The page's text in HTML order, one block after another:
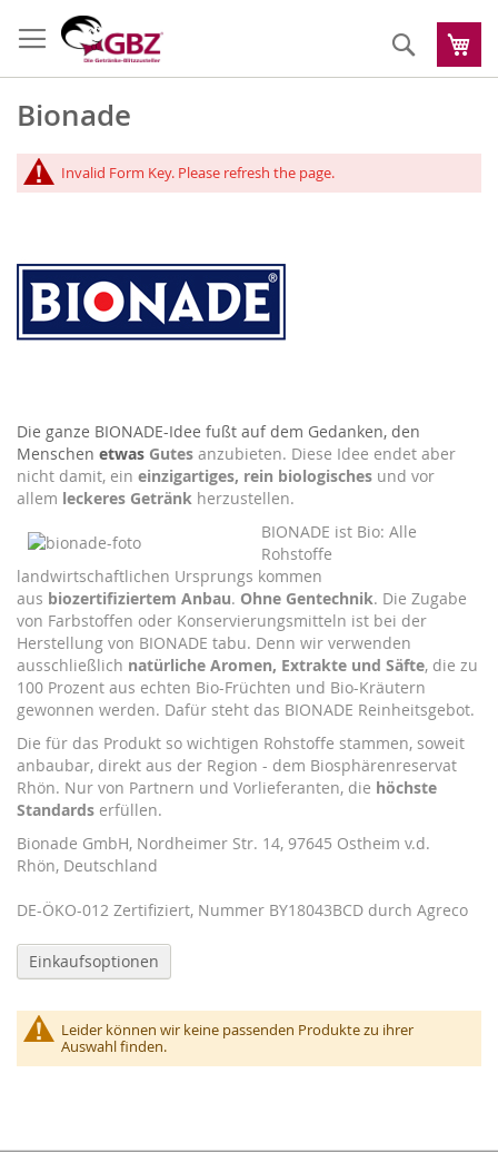
Inhalt
springen
Suche
Bionade
Invalid Form Key. Please refresh the page.
Die ganze BIONADE-Idee fußt auf dem Gedanken, den
Menschen etwas Gutes anzubieten. Diese Idee endet aber
nicht damit, ein einzigartiges, rein biologisches und vor
allem leckeres Getränk herzustellen.
BIONADE ist Bio: Alle
Rohstoffe
landwirtschaftlichen Ursprungs kommen
aus biozertifiziertem Anbau. Ohne Gentechnik. Die Zugabe
von Farbstoffen oder Konservierungsmitteln ist bei der
Herstellung von BIONADE tabu. Denn wir verwenden
ausschließlich natürliche Aromen, Extrakte und Säfte, die zu
100 Prozent aus echten Bio-Früchten und Bio-Kräutern
gewonnen werden. Dafür steht das BIONADE Reinheitsgebot.
Die für das Produkt so wichtigen Rohstoffe stammen, soweit
anbaubar, direkt aus der Region - dem Biosphärenreservat
Rhön. Nur von Partnern und Vorlieferanten, die höchste
Standards erfüllen.
Bionade GmbH, Nordheimer Str. 14, 97645 Ostheim v.d.
Rhön, Deutschland
DE-ÖKO-012 Zertifiziert, Nummer BY18043BCD durch Agreco
Leider können wir keine passenden Produkte zu ihrer
Auswahl finden.
Einkaufsoptionen